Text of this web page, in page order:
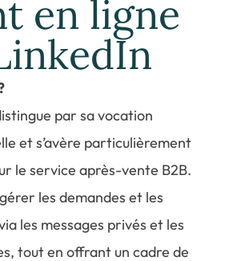
en ligne
par sa vocation
et s’avère particulièrement
le service après-vente B2B.
les demandes et les
les messages privés et les
tout en offrant un cadre de